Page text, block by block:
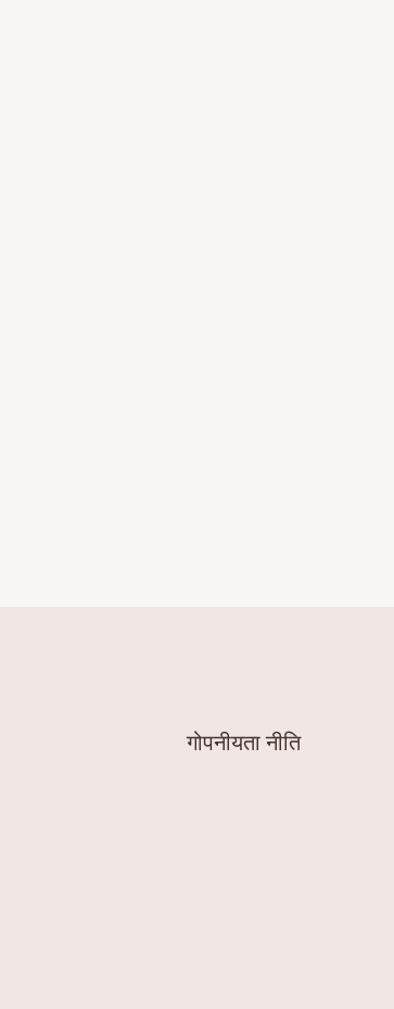
गोपनीयता नीति